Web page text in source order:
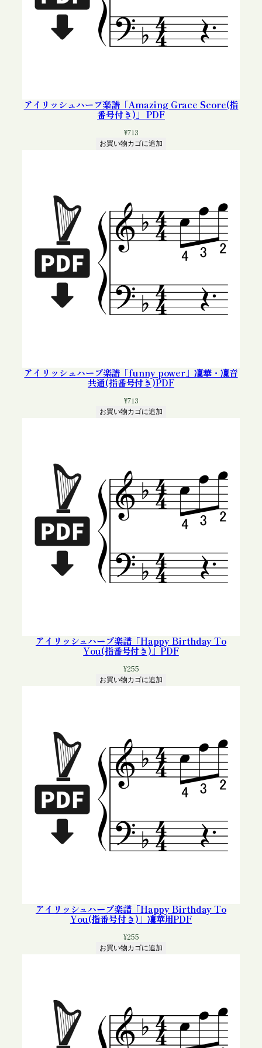
アイリッシュハープ楽譜「Amazing Grace Score(指
番号付き)」 PDF
¥713
お買い物カゴに追加
アイリッシュハープ楽譜「funny power」凜華・凜音
共通(指番号付き)PDF
¥713
お買い物カゴに追加
アイリッシュハープ楽譜「Happy Birthday To
You(指番号付き)」PDF
¥255
お買い物カゴに追加
アイリッシュハープ楽譜「Happy Birthday To
You(指番号付き)」凜華用PDF
¥255
お買い物カゴに追加